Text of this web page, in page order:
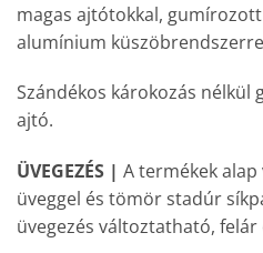
magas ajtótokkal,
alumínium
Szándékos károkozás
ajtó.
ÜVEGEZÉS | A termékek alap
üveggel és tömör stadúr
üvegezés változtatható, felár